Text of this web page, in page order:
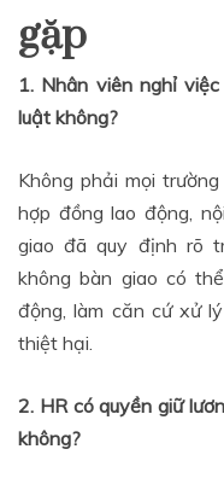
gặp
1. Nhân viên nghỉ
luật không?
Không phải mọi
hợp đồng lao động,
giao đã quy định rõ
không bàn giao có
động, làm căn cứ xử
thiệt hại.
2. HR có quyền giữ
không?